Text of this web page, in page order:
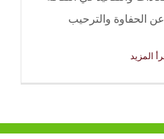
عن الحفاوة والترحيب